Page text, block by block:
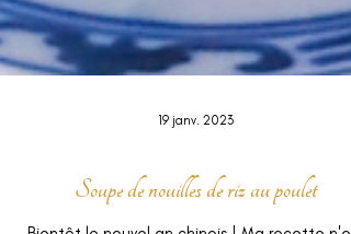
19 janv. 2023